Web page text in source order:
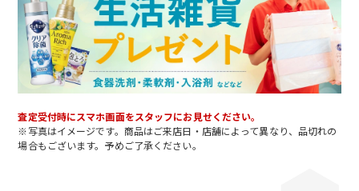
査定受付時にスマホ画面をスタッフにお見せください。
※写真はイメージです。商品はご来店日・店舗によって異なり、品切れの
場合もございます。予めご了承ください。